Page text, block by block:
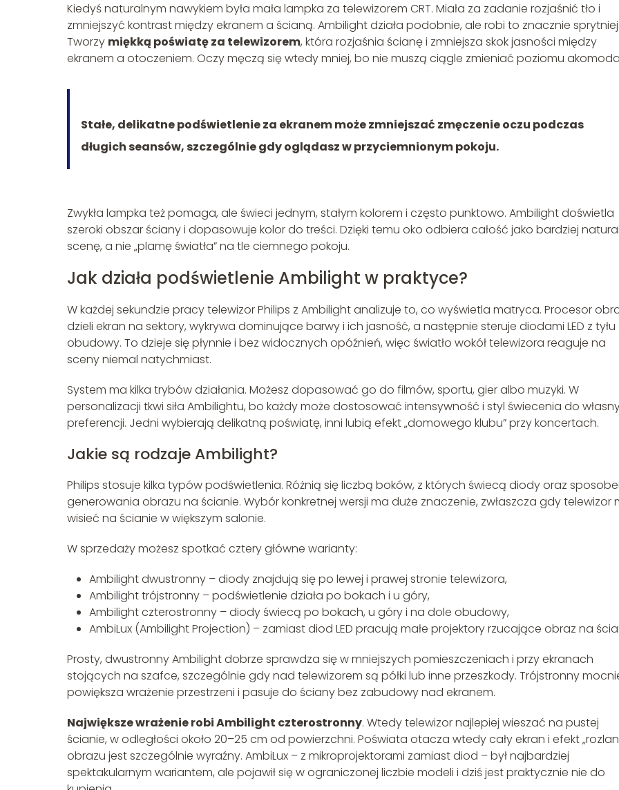
Kiedyś naturalnym nawykiem była mała lampka za telewizorem CRT. Miała za zadanie rozjaśnić tło i
zmniejszyć kontrast między ekranem a ścianą. Ambilight działa podobnie, ale robi to znacznie sprytniej.
Tworzy miękką poświatę za telewizorem, która rozjaśnia ścianę i zmniejsza skok jasności między
ekranem a otoczeniem. Oczy męczą się wtedy mniej, bo nie muszą ciągle zmieniać poziomu
Stałe, delikatne podświetlenie za ekranem może zmniejszać zmęczenie oczu podczas
długich seansów, szczególnie gdy oglądasz w przyciemnionym pokoju.
Zwykła lampka też pomaga, ale świeci jednym, stałym kolorem i często punktowo. Ambilight doświetla
szeroki obszar ściany i dopasowuje kolor do treści. Dzięki temu oko odbiera całość jako bardziej
scenę, a nie „plamę światła” na tle ciemnego pokoju.
Jak działa podświetlenie Ambilight w praktyce?
W każdej sekundzie pracy telewizor Philips z Ambilight analizuje to, co wyświetla matryca. Procesor
dzieli ekran na sektory, wykrywa dominujące barwy i ich jasność, a następnie steruje diodami LED z tyłu
obudowy. To dzieje się płynnie i bez widocznych opóźnień, więc światło wokół telewizora reaguje na
sceny niemal natychmiast.
System ma kilka trybów działania. Możesz dopasować go do filmów, sportu, gier albo muzyki. W
personalizacji tkwi siła Ambilightu, bo każdy może dostosować intensywność i styl świecenia do
preferencji. Jedni wybierają delikatną poświatę, inni lubią efekt „domowego klubu” przy koncertach.
Jakie są rodzaje Ambilight?
Philips stosuje kilka typów podświetlenia. Różnią się liczbą boków, z których świecą diody oraz
generowania obrazu na ścianie. Wybór konkretnej wersji ma duże znaczenie, zwłaszcza gdy telewizor
wisieć na ścianie w większym salonie.
W sprzedaży możesz spotkać cztery główne warianty:
Ambilight dwustronny – diody znajdują się po lewej i prawej stronie telewizora,
Ambilight trójstronny – podświetlenie działa po bokach i u góry,
Ambilight czterostronny – diody świecą po bokach, u góry i na dole obudowy,
AmbiLux (Ambilight Projection) – zamiast diod LED pracują małe projektory rzucające obraz na
Prosty, dwustronny Ambilight dobrze sprawdza się w mniejszych pomieszczeniach i przy ekranach
stojących na szafce, szczególnie gdy nad telewizorem są półki lub inne przeszkody. Trójstronny
powiększa wrażenie przestrzeni i pasuje do ściany bez zabudowy nad ekranem.
Największe wrażenie robi Ambilight czterostronny. Wtedy telewizor najlepiej wieszać na pustej
ścianie, w odległości około 20–25 cm od powierzchni. Poświata otacza wtedy cały ekran i efekt
obrazu jest szczególnie wyraźny. AmbiLux – z mikroprojektorami zamiast diod – był najbardziej
spektakularnym wariantem, ale pojawił się w ograniczonej liczbie modeli i dziś jest praktycznie nie do